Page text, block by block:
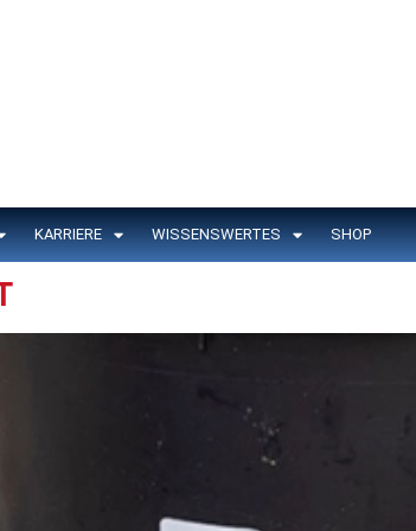
KARRIERE WISSENSWERTES SHOP